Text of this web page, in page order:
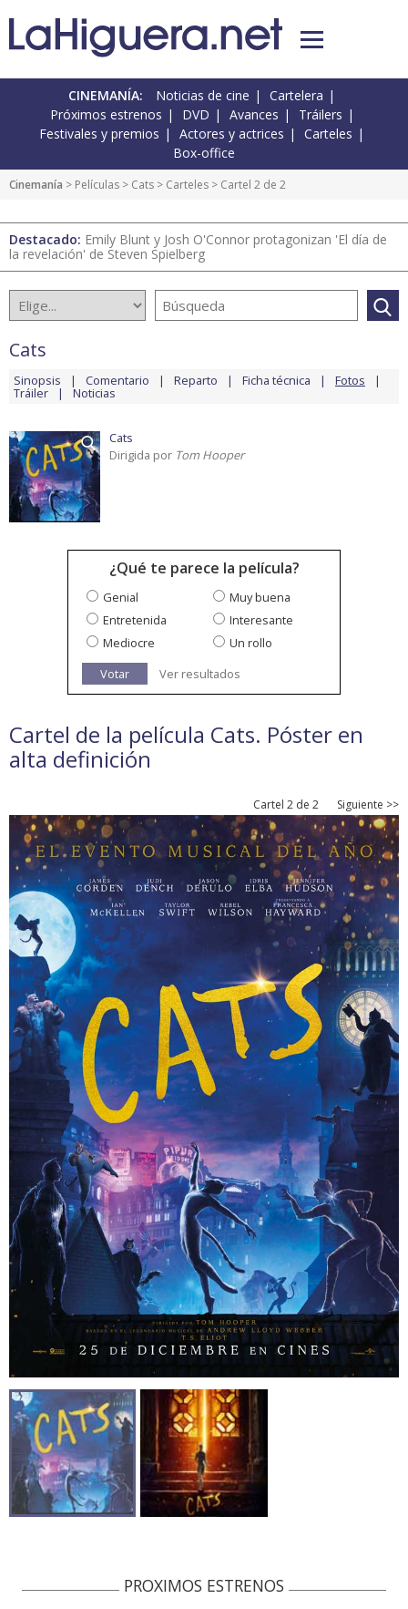
CINEMANÍA: Noticias de cine
Cartelera
Próximos estrenos
DVD Avances
Tráilers
Festivales y premios
Actores y actrices
Carteles
Box-office
Cinemanía > Películas > Cats > Carteles > Cartel 2 de 2
Destacado: Emily Blunt y Josh O'Connor protagonizan 'El día de
la revelación' de Steven Spielberg
Cats
Sinopsis Comentario Reparto Ficha técnica Fotos
Tráiler Noticias
Cats
Dirigida por Tom Hooper
¿Qué te parece la película?
Genial
Muy buena
Entretenida
Interesante
Mediocre
Un rollo
Votar
Ver resultados
Cartel de la película Cats. Póster en
alta definición
Cartel 2 de 2 Siguiente >>
PROXIMOS ESTRENOS